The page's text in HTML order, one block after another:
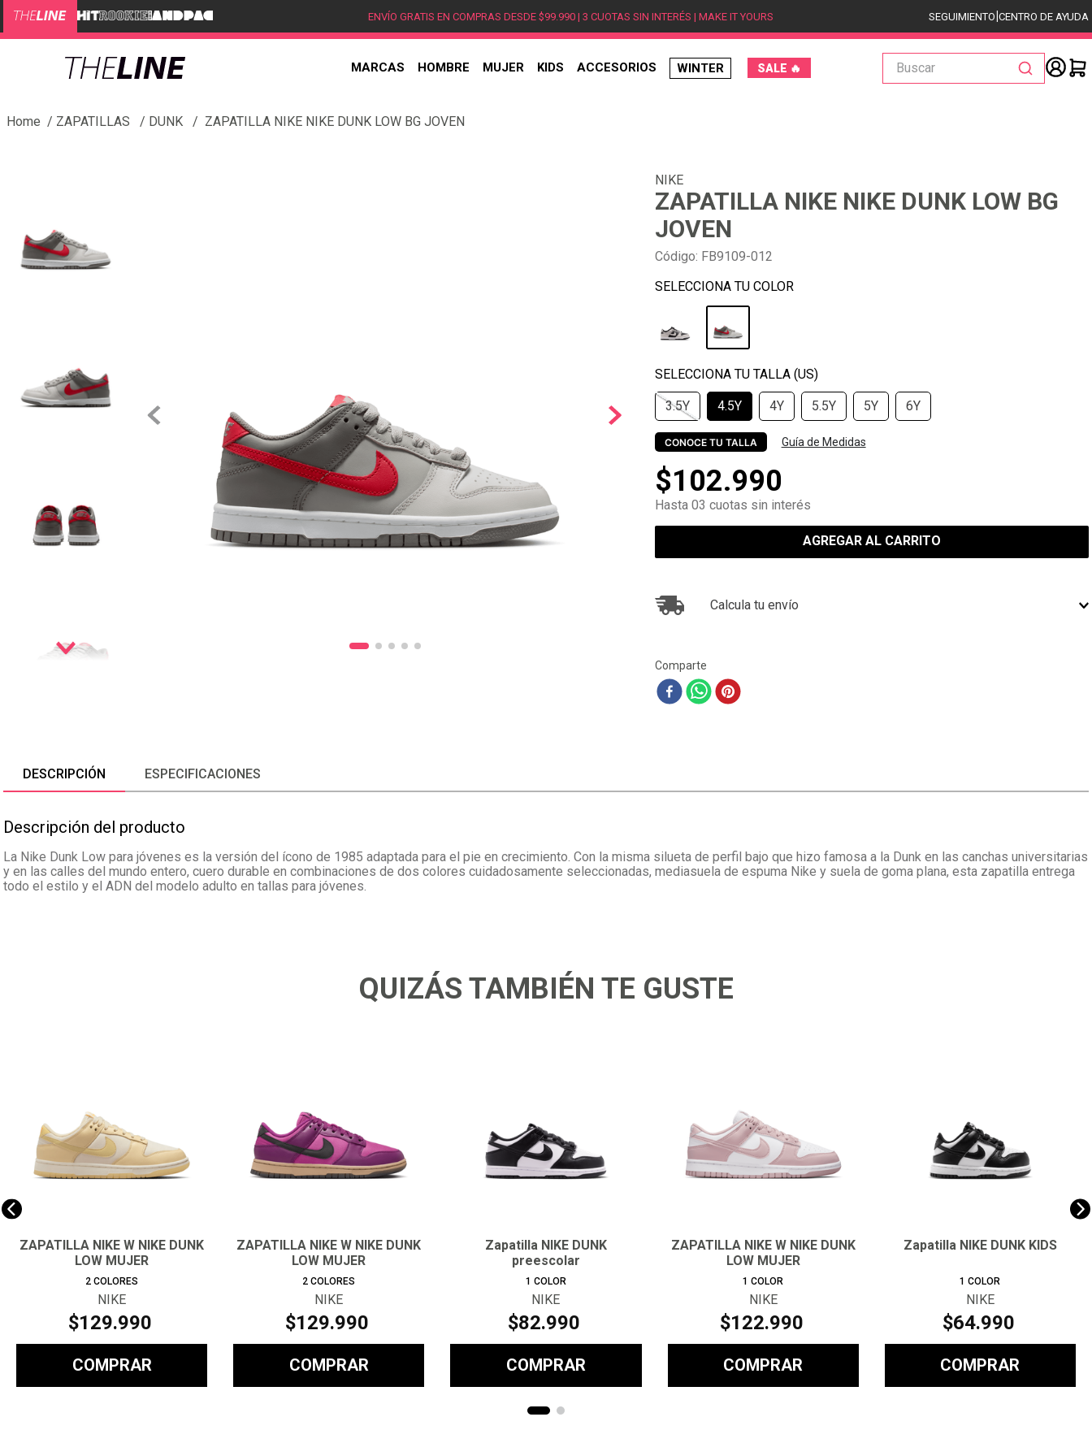
ENVÍO GRATIS EN COMPRAS DESDE $99.990 | 3 CUOTAS SIN INTERÉS | MAKE IT YOURS SEGUIMIENTO|CENTRO DE AYUDA
MARCAS HOMBRE MUJER KIDS ACCESORIOS WINTER SALE 🔥
Buscar
ZAPATILLAS DUNK ZAPATILLA NIKE NIKE DUNK LOW BG JOVEN
NIKE
ZAPATILLA NIKE NIKE DUNK LOW BG
JOVEN
Código: FB9109-012
3.5Y 4.5Y 4Y 5.5Y 5Y 6Y
CONOCE TU TALLA Guía de Medidas
$102.990
Hasta 03 cuotas sin interés
AGREGAR AL CARRITO
Calcula tu envío
Comparte
DESCRIPCIÓN ESPECIFICACIONES
Descripción del producto
La Nike Dunk Low para jóvenes es la versión del ícono de 1985 adaptada para el pie en crecimiento. Con la misma silueta de perfil bajo que hizo famosa a la Dunk en las canchas universitarias
y en las calles del mundo entero, cuero durable en combinaciones de dos colores cuidadosamente seleccionadas, mediasuela de espuma Nike y suela de goma plana, esta zapatilla entrega
todo el estilo y el ADN del modelo adulto en tallas para jóvenes.
QUIZÁS TAMBIÉN TE GUSTE
ZAPATILLA NIKE W NIKE DUNK
LOW MUJER
2 COLORES
NIKE
$129.990
COMPRAR
ZAPATILLA NIKE W NIKE DUNK
LOW MUJER
2 COLORES
NIKE
$129.990
COMPRAR
Zapatilla NIKE DUNK
preescolar
1 COLOR
NIKE
$82.990
COMPRAR
ZAPATILLA NIKE W NIKE DUNK
LOW MUJER
1 COLOR
NIKE
$122.990
COMPRAR
Zapatilla NIKE DUNK KIDS
1 COLOR
NIKE
$64.990
COMPRAR